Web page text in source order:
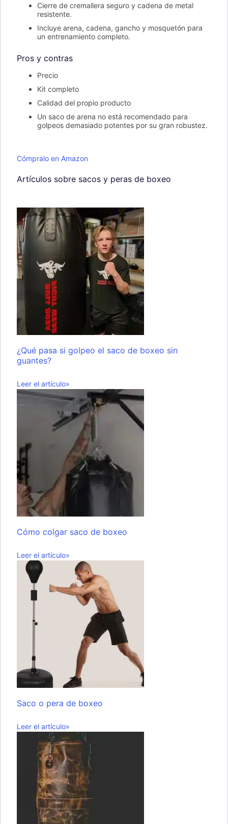
Cierre de cremallera seguro y cadena de metal
resistente.
Incluye arena, cadena, gancho y mosquetón para
un entrenamiento completo.
Pros y contras
Precio
Kit completo
Calidad del propio producto
Un saco de arena no está recomendado para
golpeos demasiado potentes por su gran robustez.
Cómpralo en Amazon
Artículos sobre sacos y peras de boxeo
¿Qué pasa si golpeo el saco de boxeo sin
guantes?
Leer el artículo»
Cómo colgar saco de boxeo
Leer el artículo»
Saco o pera de boxeo
Leer el artículo»